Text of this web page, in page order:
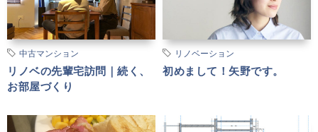
中古マンション
リノベの先輩宅訪問｜続く、
お部屋づくり
リノベーション
初めまして！矢野です。